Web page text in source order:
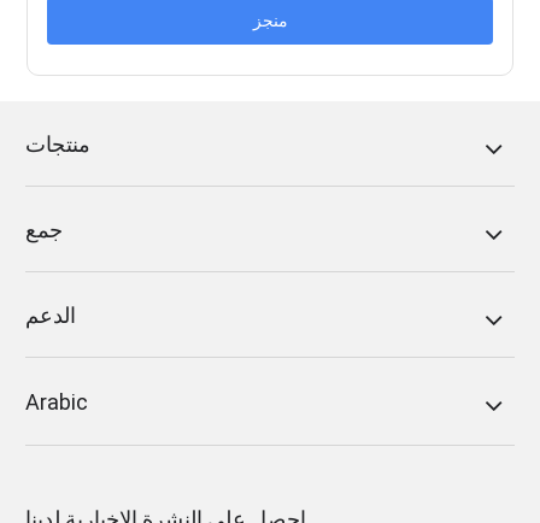
منجز
منتجات
جمع
الدعم
Arabic